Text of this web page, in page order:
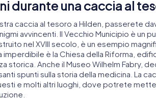
durante una caccia al
caccia al tesoro a Hilden, passerete
avvincenti. Il Vecchio Municipio è un
nel XVIII secolo, è un esempio
imperdibile è la Chiesa della Riforma,
storica. Anche il Museo Wilhelm Fabry,
spunti sulla storia della medicina. La
e molti altri luoghi, dove potrete